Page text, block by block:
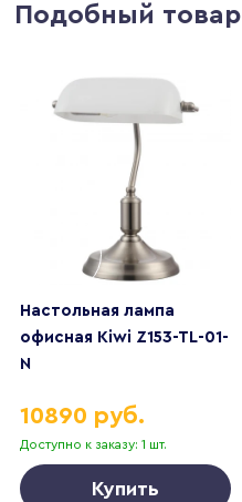
Подобный товар
Настольная лампа
офисная Kiwi Z153-TL-01-
N
Доступно к заказу: 1 шт.
10890 руб.
Купить